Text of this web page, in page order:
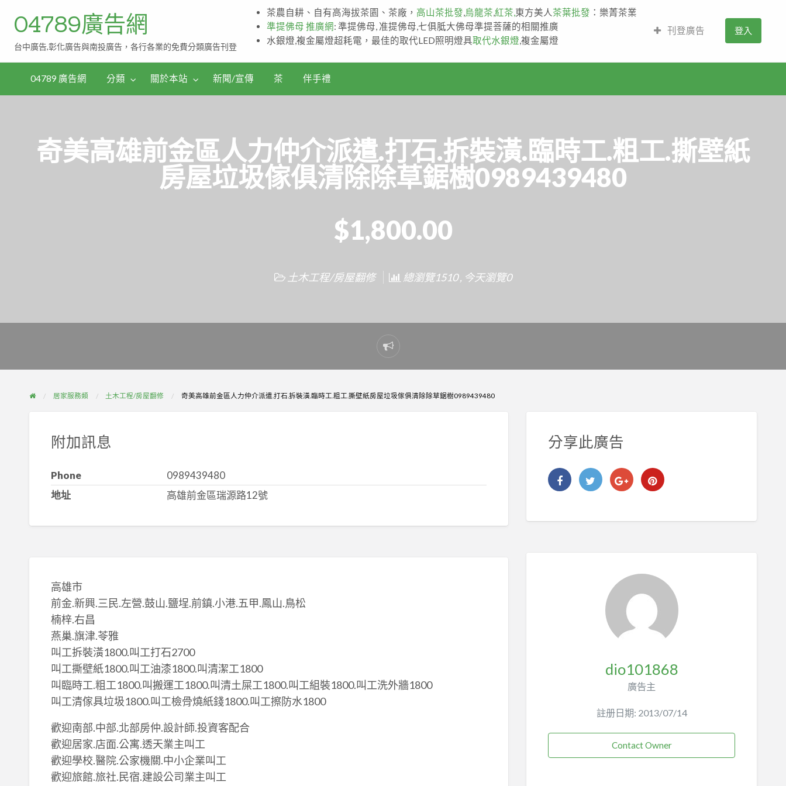
伴
手
禮
04789廣告網
台中廣告,彰化廣告與南投廣告，各行各業的免費分類廣告刊登
茶農自耕、自有高海拔茶園、茶廠， 高山茶批發 烏龍茶 紅茶, 東方美人 茶葉批發 ：樂菁茶業
準提佛母 推廣網: 準提佛母, 准提佛母,七俱胝大佛母準提菩薩的相關推廣
水銀燈,複金屬燈超耗電，最佳的取代LED照明燈具取代水銀燈 ,複金屬燈
刊登廣告 登入
04789 廣告網 分類 關於本站 新聞/宣傳 茶 伴手禮
奇美高雄前金區人力仲介派遣.打石.拆裝潢.臨時工.粗工.撕壁紙
房屋垃圾傢俱清除除草鋸樹0989439480
$1,800.00
土木工程/房屋翻修 總瀏覽1510 , 今天瀏覽0
Report
problem
居家服務類 土木工程/房屋翻修 奇美高雄前金區人力仲介派遣.打石.拆裝潢.臨時工.粗工.撕壁紙房屋垃圾傢俱清除除草鋸樹0989439480
附加訊息
Phone
0989439480
地址
高雄前金區瑞源路12號
高雄市
前金.新興.三民.左營.鼓山.鹽埕.前鎮.小港.五甲.鳳山.鳥松
楠梓.右昌
燕巢.旗津.苓雅
叫工拆裝潢1800.叫工打石2700
叫工撕壁紙1800.叫工油漆1800.叫清潔工1800
叫臨時工.粗工1800.叫搬運工1800.叫清土屎工1800.叫工組裝1800.叫工洗外牆1800
叫工清傢具垃圾1800.叫工檢骨燒紙錢1800.叫工擦防水1800
歡迎南部.中部.北部房仲.設計師.投資客配合
歡迎居家.店面.公寓.透天業主叫工
歡迎學校.醫院.公家機關.中小企業叫工
歡迎旅館.旅社.民宿.建設公司業主叫工
分享此廣告
dio101868
廣告主
註册日期: 2013/07/14
Contact Owner